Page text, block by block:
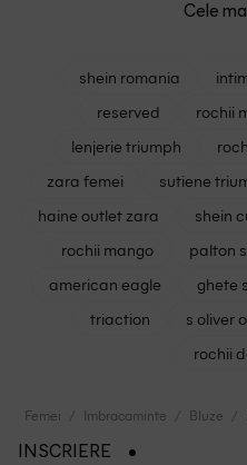
Cele
shein romania
reserved
rochii
lenjerie triumph
zara femei
sutiene
haine outlet zara
shein
rochii mango
palton
american eagle
ghete
triaction
s oliver
rochii
Femei Imbracaminte Bluze
INSCRIERE